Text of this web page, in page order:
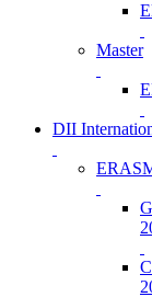
Master
DII